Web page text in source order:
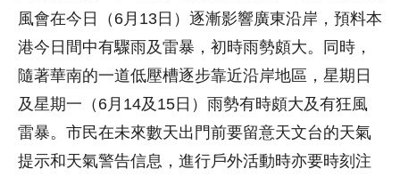
風會在今日（6月13日）逐漸影響廣東沿岸，預料本
港今日間中有驟雨及雷暴，初時雨勢頗大。同時，
隨著華南的一道低壓槽逐步靠近沿岸地區，星期日
及星期一（6月14及15日）雨勢有時頗大及有狂風
雷暴。市民在未來數天出門前要留意天文台的天氣
提示和天氣警告信息，進行戶外活動時亦要時刻注